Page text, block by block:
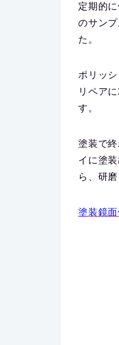
定期的
のサン
た。
ポリッ
リペア
す。
塗装で
イに塗
ら、研
塗装鏡